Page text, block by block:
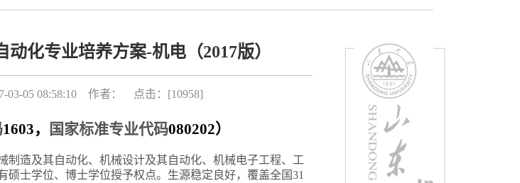
化专业培养方案-机电（2017版）
03-05 08:58:10 作者： 点击：[10958]
1603， 国家标准专业代码080202）
制造及其自动化、机械设计及其自动化、机械电子工程、工
硕士学位、博士学位授予权点。生源稳定良好，覆盖全国31